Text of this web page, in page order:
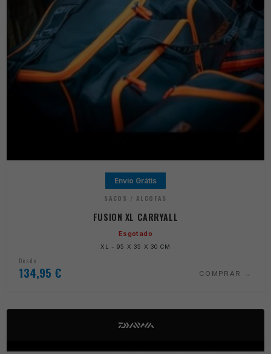
Envio Grátis
SACOS / ALCOFAS
FUSION XL CARRYALL
Esgotado
XL - 95 X 35 X 30 CM
Desde
134,95 € COMPRAR